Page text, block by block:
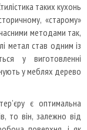
таких кухонь
«старому»
методами так,
метал став одним із
у виготовленні
у меблях дерево
є оптимальна
то він, залежно від